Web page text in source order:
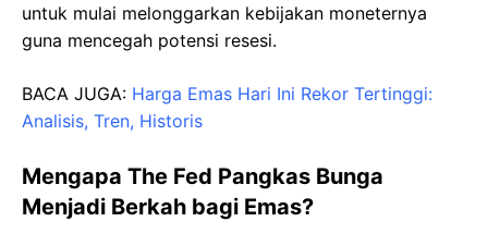
untuk mulai melonggarkan kebijakan moneternya
guna mencegah potensi resesi.
BACA JUGA: Harga Emas Hari Ini Rekor Tertinggi:
Analisis, Tren, Historis
Mengapa The Fed Pangkas Bunga
Menjadi Berkah bagi Emas?